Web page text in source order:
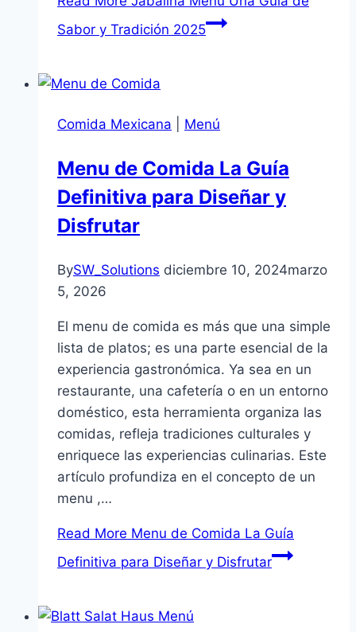
Sabor y Tradición 2025
Comida Mexicana Menú
Menu de Comida La Guía
Definitiva para Diseñar y
Disfrutar
BySW_Solutions diciembre 10, 2024marzo
5, 2026
El menu de comida es más que una simple
lista de platos; es una parte esencial de la
experiencia gastronómica. Ya sea en un
restaurante, una cafetería o en un entorno
doméstico, esta herramienta organiza las
comidas, refleja tradiciones culturales y
enriquece las experiencias culinarias. Este
artículo profundiza en el concepto de un
menu ,…
Read More Menu de Comida La Guía
Definitiva para Diseñar y Disfrutar